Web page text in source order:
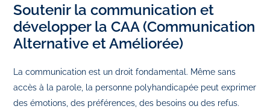
Soutenir la communication et
développer la CAA (Communication
Alternative et Améliorée)
La communication est un droit fondamental. Même sans
accès à la parole, la personne polyhandicapée peut exprimer
des émotions, des préférences, des besoins ou des refus.